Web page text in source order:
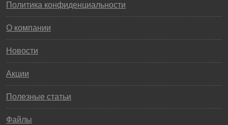
Политика конфиденциальности
О компании
Новости
Акции
Полезные статьи
Файлы